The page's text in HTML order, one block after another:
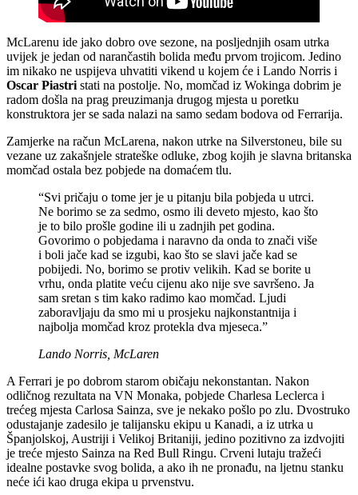
McLarenu ide jako dobro ove sezone, na posljednjih osam utrka
uvijek je jedan od narančastih bolida među prvom trojicom. Jedino
im nikako ne uspijeva uhvatiti vikend u kojem će i Lando Norris i
Oscar Piastri stati na postolje. No, momčad iz Wokinga dobrim je
radom došla na prag preuzimanja drugog mjesta u poretku
konstruktora jer se sada nalazi na samo sedam bodova od Ferrarija.
Zamjerke na račun McLarena, nakon utrke na Silverstoneu, bile su
vezane uz zakašnjele strateške odluke, zbog kojih je slavna britanska
momčad ostala bez pobjede na domaćem tlu.
“Svi pričaju o tome jer je u pitanju bila pobjeda u utrci.
Ne borimo se za sedmo, osmo ili deveto mjesto, kao što
je to bilo prošle godine ili u zadnjih pet godina.
Govorimo o pobjedama i naravno da onda to znači više
i boli jače kad se izgubi, kao što se slavi jače kad se
pobijedi. No, borimo se protiv velikih. Kad se borite u
vrhu, onda platite veću cijenu ako nije sve savršeno. Ja
sam sretan s tim kako radimo kao momčad. Ljudi
zaboravljaju da smo mi u prosjeku najkonstantnija i
najbolja momčad kroz protekla dva mjeseca.”
Lando Norris, McLaren
A Ferrari je po dobrom starom običaju nekonstantan. Nakon
odličnog rezultata na VN Monaka, pobjede Charlesa Leclerca i
trećeg mjesta Carlosa Sainza, sve je nekako pošlo po zlu. Dvostruko
odustajanje zadesilo je talijansku ekipu u Kanadi, a iz utrka u
Španjolskoj, Austriji i Velikoj Britaniji, jedino pozitivno za izdvojiti
je treće mjesto Sainza na Red Bull Ringu. Crveni lutaju tražeći
idealne postavke svog bolida, a ako ih ne pronađu, na ljetnu stanku
neće ići kao druga ekipa u prvenstvu.